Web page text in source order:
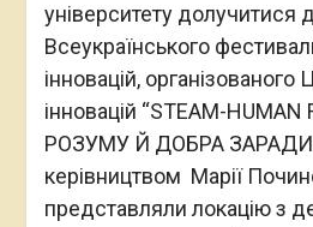
університету долучитися
Всеукраїнського
інновацій, організованого
інновацій “STEAM-
РОЗУМУ Й ДОБРА ЗАРАДИ
керівництвом Марії
представляли локацію з